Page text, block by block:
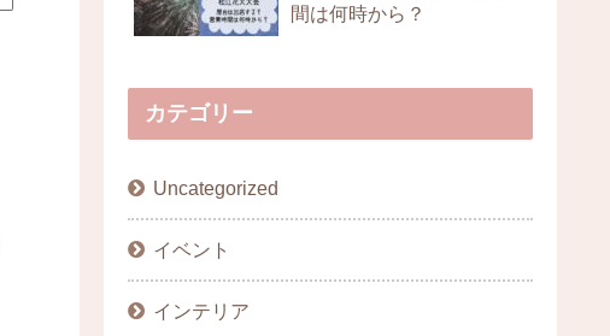
間は何時から？
カテゴリー
Uncategorized
イベント
インテリア